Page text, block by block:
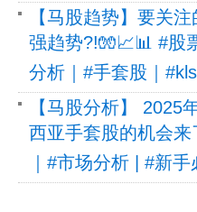
【马股趋势】要关
强趋势?!🧤📈📊 #股
分析｜#手套股｜
【马股分析】 2025
西亚手套股的机会
｜#市场分析 | #新